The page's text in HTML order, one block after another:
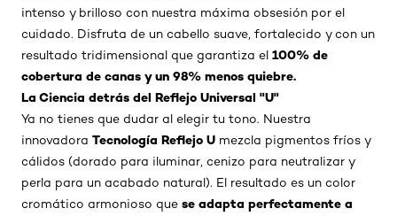
intenso y brilloso con nuestra máxima obsesión por el
cuidado. Disfruta de un cabello suave, fortalecido y con un
resultado tridimensional que garantiza el 100% de
cobertura de canas y un 98% menos quiebre.
La Ciencia detrás del Reflejo Universal "U"
Ya no tienes que dudar al elegir tu tono. Nuestra
innovadora Tecnología Reflejo U mezcla pigmentos fríos y
cálidos (dorado para iluminar, cenizo para neutralizar y
perla para un acabado natural). El resultado es un color
cromático armonioso que se adapta perfectamente a